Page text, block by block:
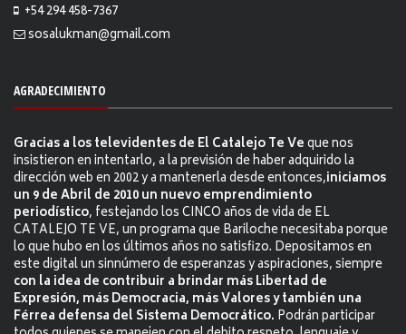
+54 294 458-7367
sosalukman@gmail.com
AGRADECIMIENTO
Gracias a los televidentes de El Catalejo Te Veque nos
insistieron en intentarlo, a la previsión de haber adquirido la
dirección web en 2002 y a mantenerla desde entonces,iniciamos
un 9 de Abril de 2010 un nuevo emprendimiento
periodístico, festejando los CINCO años de vida de EL
CATALEJO TE VE, un programa que Bariloche necesitaba porque
lo que hubo en los últimos años no satisfizo. Depositamos en
este digital un sinnúmero de esperanzas y aspiraciones, siempre
con la idea de contribuir a brindar más Libertad de
Expresión, más Democracia, más Valores y también una
Férrea defensa del Sistema Democrático. Podrán participar